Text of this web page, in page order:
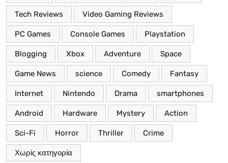
Tech Reviews Video Gaming Reviews
PC Games Console Games Playstation
Blogging Xbox Adventure Space
Game News science Comedy Fantasy
Internet Nintendo Drama smartphones
Android Hardware Mystery Action
Sci-Fi Horror Thriller Crime
Χωρίς κατηγορία